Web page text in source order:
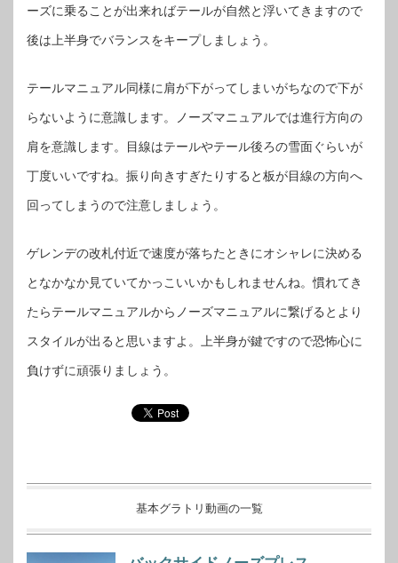
ーズに乗ることが出来ればテールが自然と浮いてきますので
後は上半身でバランスをキープしましょう。
テールマニュアル同様に肩が下がってしまいがちなので下が
らないように意識します。ノーズマニュアルでは進行方向の
肩を意識します。目線はテールやテール後ろの雪面ぐらいが
丁度いいですね。振り向きすぎたりすると板が目線の方向へ
回ってしまうので注意しましょう。
ゲレンデの改札付近で速度が落ちたときにオシャレに決める
となかなか見ていてかっこいいかもしれませんね。慣れてき
たらテールマニュアルからノーズマニュアルに繋げるとより
スタイルが出ると思いますよ。上半身が鍵ですので恐怖心に
負けずに頑張りましょう。
基本グラトリ動画の一覧